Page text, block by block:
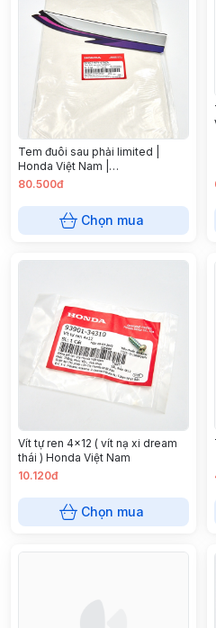
Tem đuôi sau phải limited |
Honda Việt Nam |
87107KFV670ZA
80.500đ
Chọn mua
Vít tự ren 4x12 ( vít nạ xi dream
thái ) Honda Việt Nam
10.120đ
Chọn mua